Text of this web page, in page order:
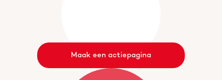
Maak een actiepagina